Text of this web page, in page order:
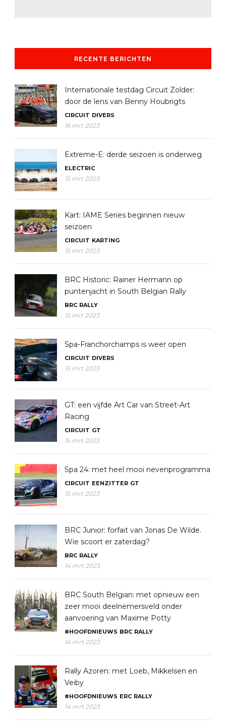
RECENTE BERICHTEN
Internationale testdag Circuit Zolder:
door de lens van Benny Houbrigts
CIRCUIT DIVERS
16 mrt 2023
Extreme-E: derde seizoen is onderweg
ELECTRIC
15 mrt 2023
Kart: IAME Series beginnen nieuw
seizoen
CIRCUIT KARTING
15 mrt 2023
BRC Historic: Rainer Hermann op
puntenjacht in South Belgian Rally
BRC RALLY
15 mrt 2023
Spa-Franchorchamps is weer open
CIRCUIT DIVERS
15 mrt 2023
GT: een vijfde Art Car van Street-Art
Racing
CIRCUIT GT
15 mrt 2023
Spa 24: met heel mooi nevenprogramma
CIRCUIT EENZITTER GT
15 mrt 2023
BRC Junior: forfait van Jonas De Wilde.
Wie scoort er zaterdag?
BRC RALLY
14 mrt 2023
BRC South Belgian: met opnieuw een
zeer mooi deelnemersveld onder
aanvoering van Maxime Potty
#HOOFDNIEUWS BRC RALLY
14 mrt 2023
Rally Azoren: met Loeb, Mikkelsen en
Veiby
#HOOFDNIEUWS ERC RALLY
14 mrt 2023